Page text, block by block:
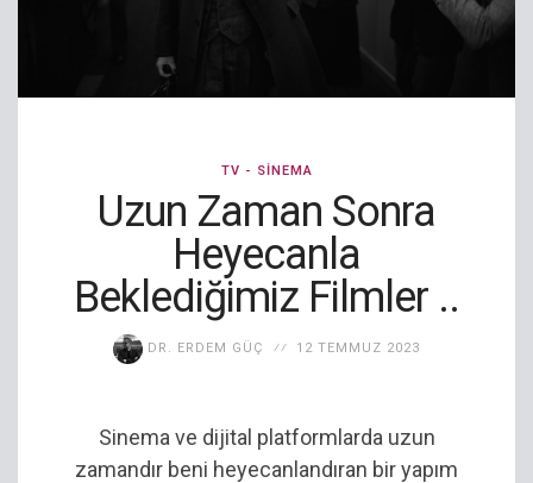
TV - SINEMA
Uzun Zaman Sonra
Heyecanla
Beklediğimiz Filmler ..
DR. ERDEM GÜÇ 12 TEMMUZ 2023
Sinema ve dijital platformlarda uzun
zamandır beni heyecanlandıran bir yapım